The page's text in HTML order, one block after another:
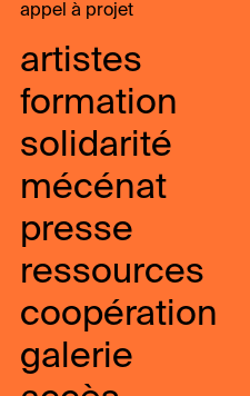
appel à projet
artistes
formation
solidarité
mécénat
presse
ressources
coopération
galerie